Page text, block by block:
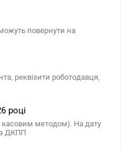
повернути на
реквізити роботодавця,
році
касовим методом). На дату
ДКПП